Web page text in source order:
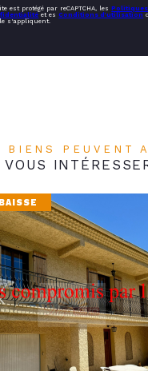
est protégé par reCAPTCHA, lesPolitiques
et esConditions d'utilisation
s'appliquent.
BIENS PEUVENT
VOUS